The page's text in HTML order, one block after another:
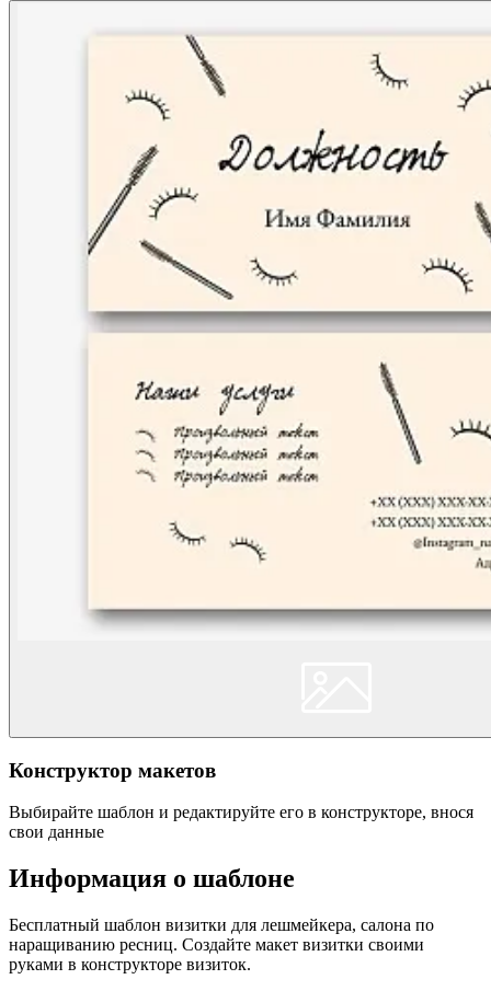
Конструктор макетов
Выбирайте шаблон и редактируйте его в конструкторе, внося
свои данные
Информация о шаблоне
Бесплатный шаблон визитки для лешмейкера, салона по
наращиванию ресниц. Создайте макет визитки своими
руками в конструкторе визиток.